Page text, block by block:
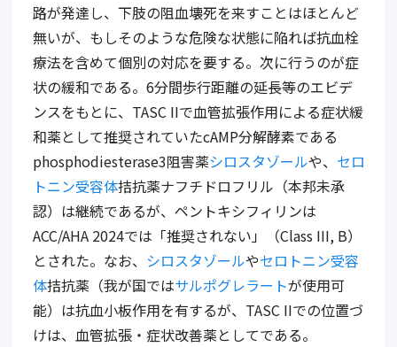
路が発達し、下肢の阻血壊死を来すことはほとんど
無いが、もしそのような危険な状態に陥れば抗血栓
療法を含めて個別の対応を要する。次に行うのが症
状の緩和である。6分間歩行距離の延長等のエビデ
ンスをもとに、TASC IIで血管拡張作用による症状緩
和薬として推奨されていたcAMP分解酵素である
phosphodiesterase3阻害薬シロスタゾールや、 セロ
トニン受容体拮抗薬ナフチドロフリル（本邦未承
認）は継続であるが、ペントキシフィリンは
ACC/AHA 2024では「推奨されない」（Class III, B）
とされた。なお、 シロスタゾールやセロトニン受容
体拮抗薬（我が国ではサルポグレラートが使用可
能）は抗血小板作用を有するが、TASC IIでの位置づ
けは、血管拡張・症状改善薬としてである。